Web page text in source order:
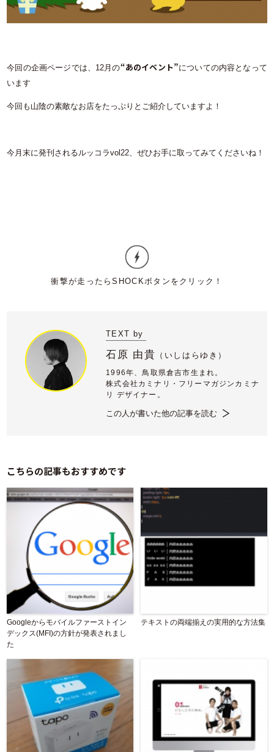
今回の企画ページでは、12月の“あのイベント”についての内容となって
います
今回も山陰の素敵なお店をたっぷりとご紹介していますよ！
今月末に発刊されるルッコラvol22、ぜひお手に取ってみてくださいね！
TEXT by
石原 由貴 （ いしはらゆき）
1996年、鳥取県倉吉市生まれ。
株式会社カミナリ・フリーマガジンカミナ
リ デザイナー。
この人が書いた他の記事を読む
こちらの記事もおすすめです
Googleからモバイルファーストイン
デックス(MFI)の方針が発表されまし
た
テキストの両端揃えの実用的な方法集